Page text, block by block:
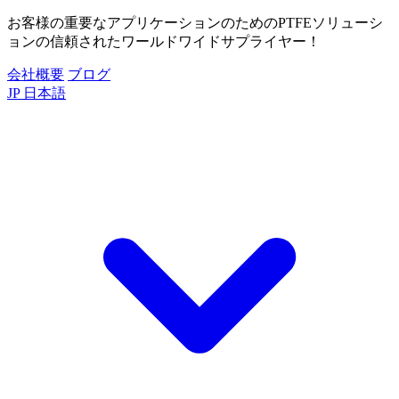
お客様の重要なアプリケーションのためのPTFEソリューシ
ョンの信頼されたワールドワイドサプライヤー！
会社概要 ブログ
JP 日本語